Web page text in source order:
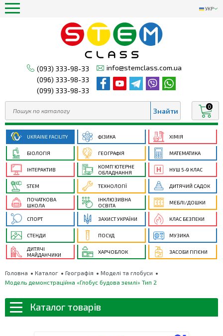
УКР
(093) 333-98-33
(096) 333-98-33
(099) 333-98-33
info@stemclass.com.ua
0
UKRAINE FACILITY ФІЗИКА ХІМІЯ
БІОЛОГІЯ ГЕОГРАФІЯ МАТЕМАТИКА
ІНТЕРАКТИВ
КОМП’ЮТЕРНЕ
ОБЛАДНАННЯ
НУШ 5-9 КЛАС
STEM ТЕХНОЛОГІЇ ДИТЯЧИЙ САДОК
ПОЧАТКОВА
ШКОЛА
ІНКЛЮЗИВНА
ОСВІТА
МЕБЛІ/ДОШКИ
СПОРТ ЗАХИСТ УКРАЇНИ КЛАС БЕЗПЕКИ
СТЕНДИ ПОСУД МУЗИКА
ДИТЯЧІ
МАЙДАНЧИКИ
ХАРЧОБЛОК ЗАСОБИ ГІГІЄНИ
Головна Каталог Географія
Моделі та глобуси
Модель демонстраційна «Глобус будова землі» Тип 2
Каталог товарів